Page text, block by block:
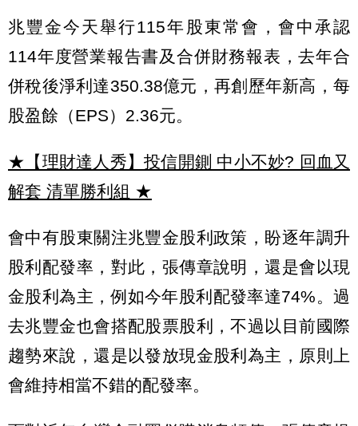
兆豐金今天舉行115年股東常會，會中承認
114年度營業報告書及合併財務報表，去年合
併稅後淨利達350.38億元，再創歷年新高，每
股盈餘（EPS）2.36元。
★【理財達人秀】投信開鍘 中小不妙? 回血又
解套 清單勝利組 ★
會中有股東關注兆豐金股利政策，盼逐年調升
股利配發率，對此，張傳章說明，還是會以現
金股利為主，例如今年股利配發率達74%。過
去兆豐金也會搭配股票股利，不過以目前國際
趨勢來說，還是以發放現金股利為主，原則上
會維持相當不錯的配發率。